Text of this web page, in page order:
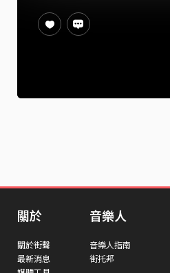
關於
關於街聲
最新消息
音樂人
音樂人指南
街托邦